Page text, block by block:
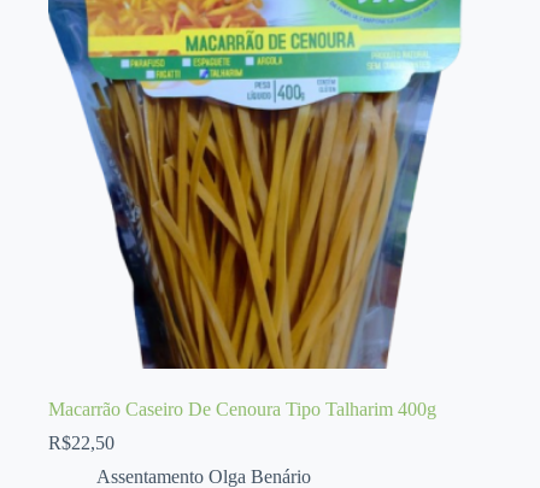
Macarrão Caseiro De Cenoura Tipo Talharim 400g
R$22,50
Assentamento Olga Benário